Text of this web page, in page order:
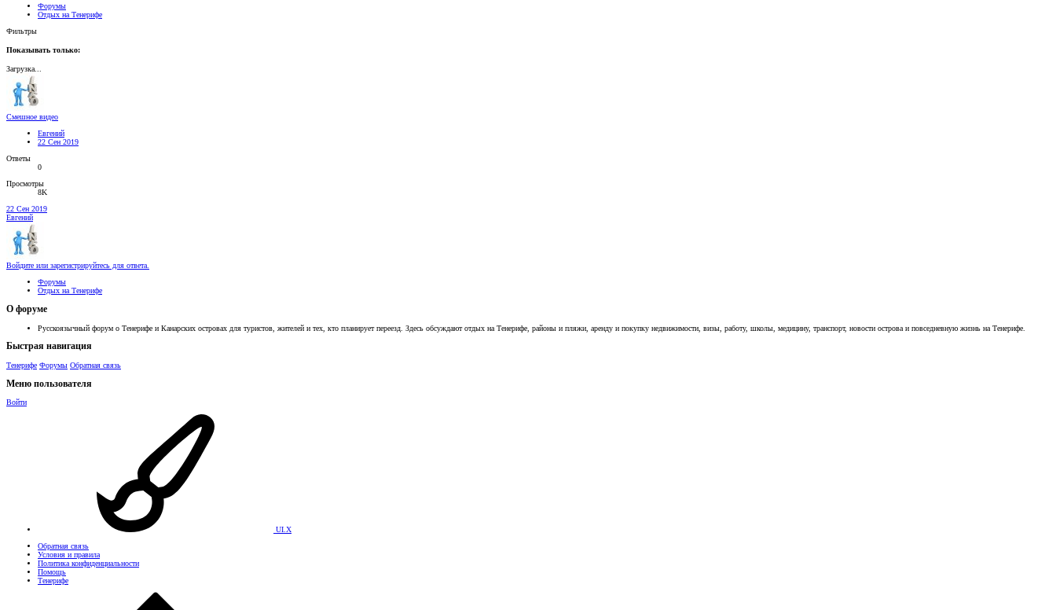
Форумы
Отдых на Тенерифе
Фильтры
Показывать только:
Загрузка...
Смешное видео
Евгений
22 Сен 2019
Ответы
0
Просмотры
8K
22 Сен 2019
Евгений
Войдите или зарегистрируйтесь для ответа.
Форумы
Отдых на Тенерифе
О форуме
Русскоязычный форум о Тенерифе и Канарских островах для туристов, жителей и тех, кто планирует переезд. Здесь обсуждают отдых на Тенерифе, районы и пляжи, аренду и покупку недвижимости, визы, работу, школы, медицину, транспорт, новости острова и повседневную жизнь на Тенерифе.
Быстрая навигация
Тенерифе Форумы Обратная связь
Меню пользователя
Войти
UI.X
Обратная связь
Условия и правила
Политика конфиденциальности
Помощь
Тенерифе